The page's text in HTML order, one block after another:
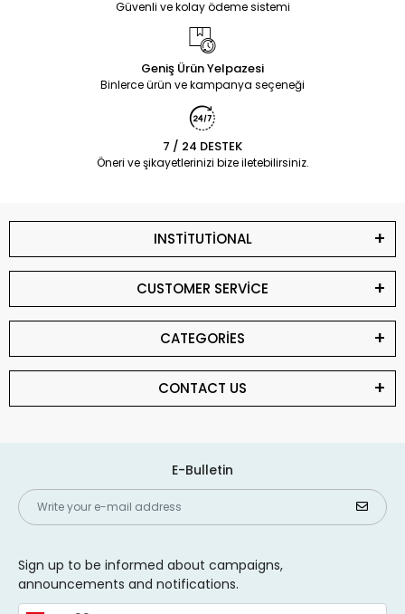
Güvenli ve kolay ödeme sistemi
Geniş Ürün Yelpazesi
Binlerce ürün ve kampanya seçeneği
7 / 24 DESTEK
Öneri ve şikayetlerinizi bize iletebilirsiniz.
INSTİTUTİONAL
CUSTOMER SERVİCE
CATEGORİES
CONTACT US
E-Bulletin
Sign up to be informed about campaigns,
announcements and notifications.